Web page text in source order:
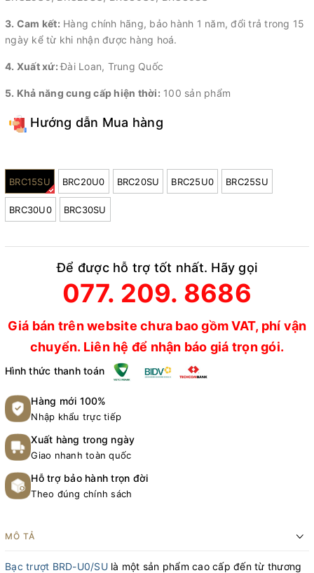
3. Cam kết: Hàng chính hãng, bảo hành 1 năm, đổi trả trong 15
ngày kể từ khi nhận được hàng hoá.
4. Xuất xứ:Đài Loan, Trung Quốc
5. Khả năng cung cấp hiện thời: 100 sản phẩm
Hướng dẫn Mua hàng
BRC15SU BRC20U0 BRC20SU BRC25U0 BRC25SU
BRC30U0 BRC30SU
Để được hỗ trợ tốt nhất. Hãy gọi
077. 209. 8686
Giá bán trên website chưa bao gồm VAT, phí vận
chuyển. Liên hệ để nhận báo giá trọn gói.
Hình thức thanh toán
Hàng mới 100%
Nhập khẩu trực tiếp
Xuất hàng trong ngày
Giao nhanh toàn quốc
Hỗ trợ bảo hành trọn đời
Theo đúng chính sách
MÔ TẢ
Bạc trượt BRD-U0/SUlà một sản phẩm cao cấp đến từ thương